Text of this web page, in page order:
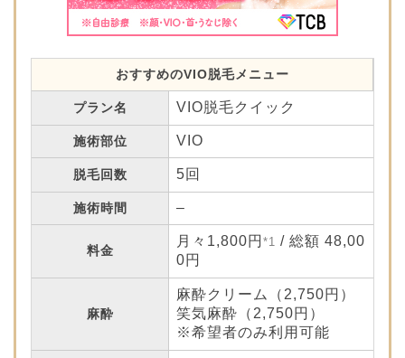
おすすめのVIO脱毛メニュー
プラン名 VIO脱毛クイック
施術部位 VIO
脱毛回数 5回
施術時間 –
料金
月々1,800円 *1 / 総額 48,00
0円
麻酔
麻酔クリーム（2,750円）
笑気麻酔（2,750円）
※希望者のみ利用可能